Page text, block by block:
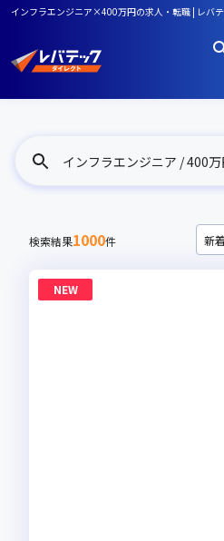
インフラエンジニア×400万円の求人・転職 | レバ
インフラエンジニア / 400
検索結果1000件
NEW